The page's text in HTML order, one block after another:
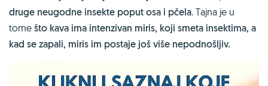
druge neugodne insekte poput osa i pčela. Tajna je u
tome što kava ima intenzivan miris, koji smeta insektima, a
kad se zapali, miris im postaje još više nepodnošljiv.